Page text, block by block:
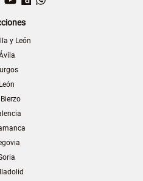
y León
León